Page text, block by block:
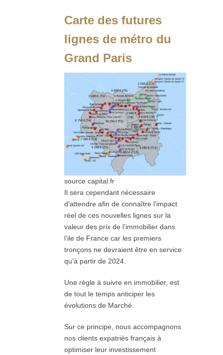
Carte des futures
lignes de métro du
Grand Paris
source capital.fr
Il sera cependant nécessaire
d’attendre afin de connaître l’impact
réel de ces nouvelles lignes sur la
valeur des prix de l’immobilier dans
l’ile de France car les premiers
tronçons ne devraient être en service
qu’à partir de 2024.
Une règle à suivre en immobilier, est
de tout le temps anticiper les
évolutions de Marché.
Sur ce principe, nous accompagnons
nos clients expatriés français à
optimiser leur investissement